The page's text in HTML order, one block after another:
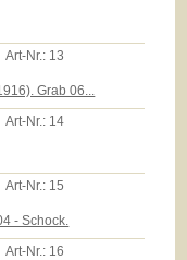
Art-Nr.: 13
Grab 06...
Art-Nr.: 14
Art-Nr.: 15
- Schock.
Art-Nr.: 16